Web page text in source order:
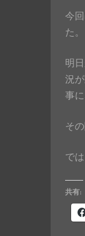
今
た。
明
況
事
そ
では
共有: